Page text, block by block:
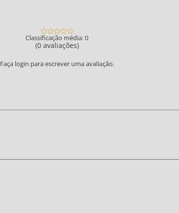
Classificação média: 0
(0 avaliações)
Faça login para escrever uma avaliação.